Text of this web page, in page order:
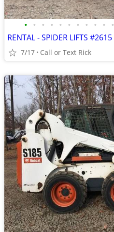
• • • • • • • • • • •
RENTAL - SPIDER LIFTS #2615
7/17 Call or Text Rick